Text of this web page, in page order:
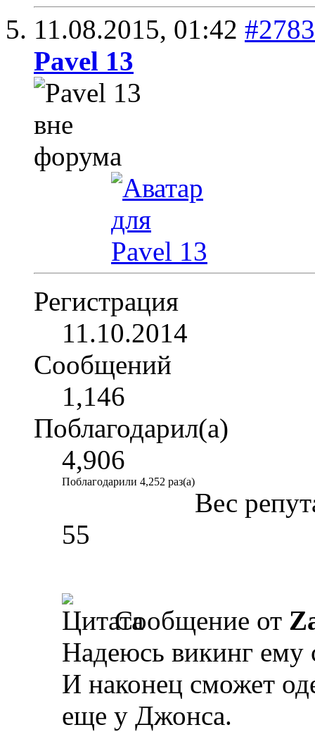
11.08.2015, 01:42 #2783
Pavel 13
Регистрация
11.10.2014
Сообщений
1,146
Поблагодарил(а)
4,906
Поблагодарили 4,252 раз(а)
Вес
55
Сообщение от
Надеюсь викинг ему
И наконец сможет
еще у Джонса.